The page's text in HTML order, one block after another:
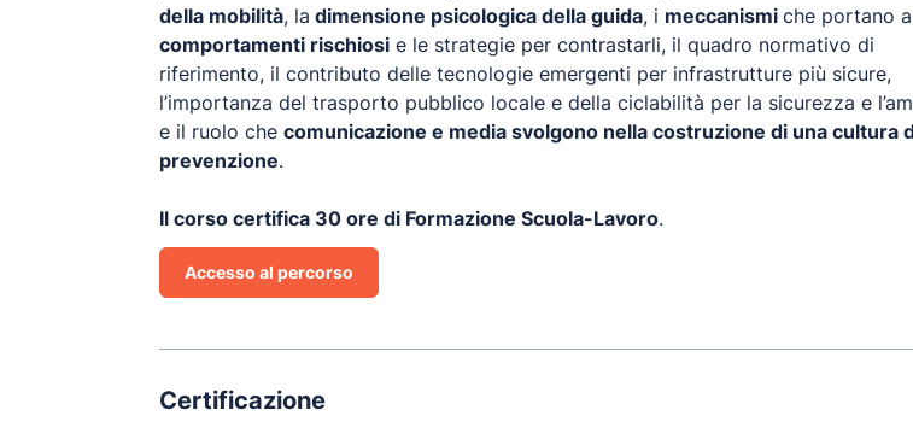
della mobilità, la dimensione psicologica della guida, i meccanismi che portano a
comportamenti rischiosi e le strategie per contrastarli, il quadro normativo di
riferimento, il contributo delle tecnologie emergenti per infrastrutture più sicure,
l’importanza del trasporto pubblico locale e della ciclabilità per la sicurezza e
e il ruolo che comunicazione e media svolgono nella costruzione di una cultura
prevenzione.
Il corso certifica 30 ore di Formazione Scuola-Lavoro.
Accesso al percorso
Certificazione